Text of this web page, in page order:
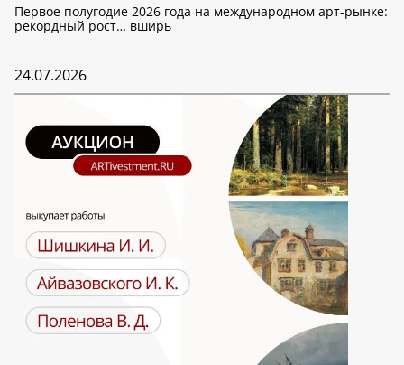
Первое полугодие 2026 года на международном арт-рынке:
рекордный рост… вширь
24.07.2026